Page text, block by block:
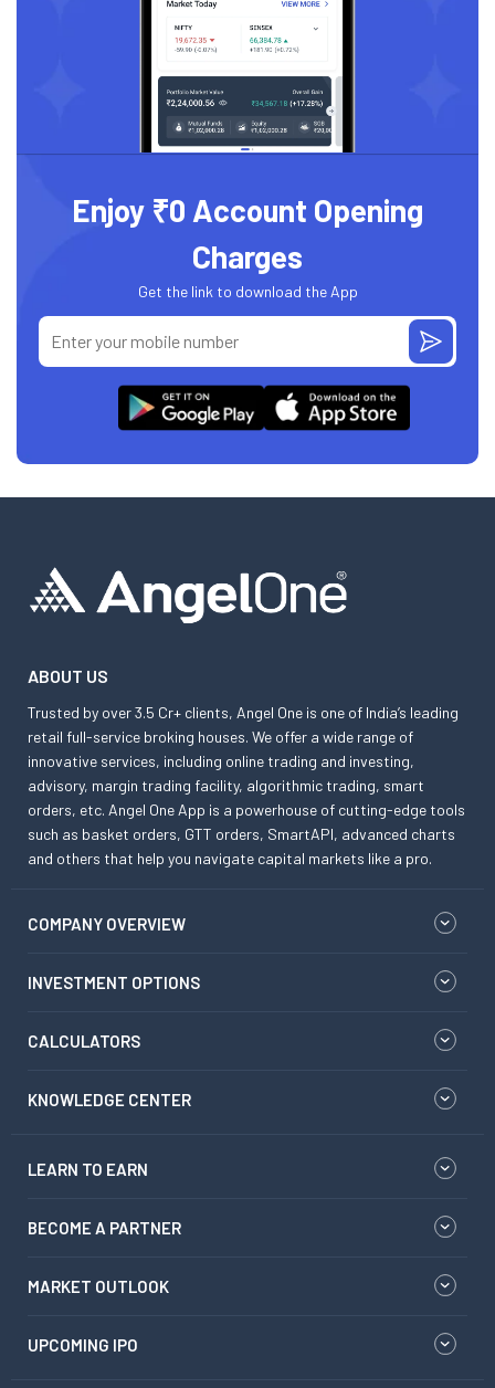
Enjoy ₹0 Account Opening
Charges
Get the link to download the App
ABOUT US
Trusted by over 3.5 Cr+ clients, Angel One is one of India’s leading
retail full-service broking houses. We offer a wide range of
innovative services, including online trading and investing,
advisory, margin trading facility, algorithmic trading, smart
orders, etc. Angel One App is a powerhouse of cutting-edge tools
such as basket orders, GTT orders, SmartAPI, advanced charts
and others that help you navigate capital markets like a pro.
COMPANY OVERVIEW
INVESTMENT OPTIONS
CALCULATORS
KNOWLEDGE CENTER
LEARN TO EARN
BECOME A PARTNER
MARKET OUTLOOK
UPCOMING IPO